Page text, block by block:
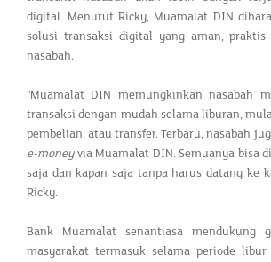
digital. Menurut Ricky, Muamalat DIN
solusi transaksi digital yang aman,
nasabah.
"Muamalat DIN memungkinkan nasabah
transaksi dengan mudah selama liburan,
pembelian, atau transfer. Terbaru, nasabah
e-moneyvia Muamalat DIN. Semuanya bisa
saja dan kapan saja tanpa harus datang ke
Ricky.
Bank Muamalat senantiasa mendukung
masyarakat termasuk selama periode